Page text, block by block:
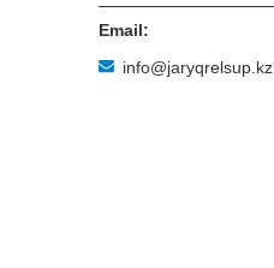
info@jaryqrelsup.kz